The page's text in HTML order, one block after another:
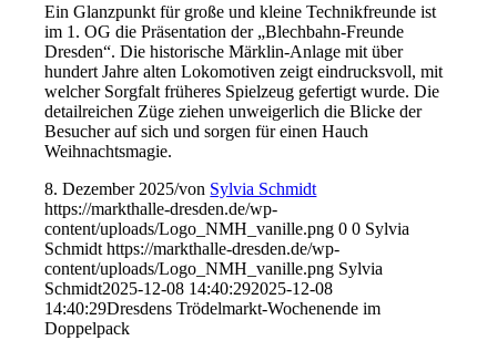
Ein Glanzpunkt für große und kleine Technikfreunde ist
im 1. OG die Präsentation der „Blechbahn-Freunde
Dresden“. Die historische Märklin-Anlage mit über
hundert Jahre alten Lokomotiven zeigt eindrucksvoll, mit
welcher Sorgfalt früheres Spielzeug gefertigt wurde. Die
detailreichen Züge ziehen unweigerlich die Blicke der
Besucher auf sich und sorgen für einen Hauch
Weihnachtsmagie.
8. Dezember 2025/von Sylvia Schmidt
https://markthalle-dresden.de/wp-
content/uploads/Logo_NMH_vanille.png 0 0 Sylvia
Schmidt https://markthalle-dresden.de/wp-
content/uploads/Logo_NMH_vanille.png Sylvia
Schmidt2025-12-08 14:40:292025-12-08
14:40:29Dresdens Trödelmarkt-Wochenende im
Doppelpack